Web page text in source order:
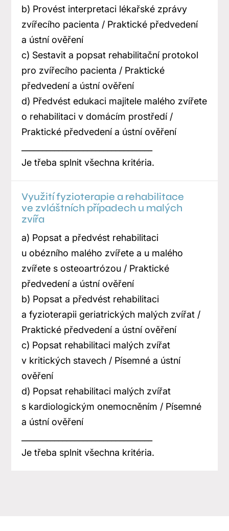
b) Provést interpretaci lékařské zprávy
zvířecího pacienta / Praktické předvedení
a ústní ověření
c) Sestavit a popsat rehabilitační protokol
pro zvířecího pacienta / Praktické
předvedení a ústní ověření
d) Předvést edukaci majitele malého zvířete
o rehabilitaci v domácím prostředí /
Praktické předvedení a ústní ověření
Je třeba splnit všechna kritéria.
Využití fyzioterapie a rehabilitace
ve zvláštních případech u malých
zvířa
a) Popsat a předvést rehabilitaci
u obézního malého zvířete a u malého
zvířete s osteoartrózou / Praktické
předvedení a ústní ověření
b) Popsat a předvést rehabilitaci
a fyzioterapii geriatrických malých zvířat /
Praktické předvedení a ústní ověření
c) Popsat rehabilitaci malých zvířat
v kritických stavech / Písemné a ústní
ověření
d) Popsat rehabilitaci malých zvířat
s kardiologickým onemocněním / Písemné
a ústní ověření
Je třeba splnit všechna kritéria.